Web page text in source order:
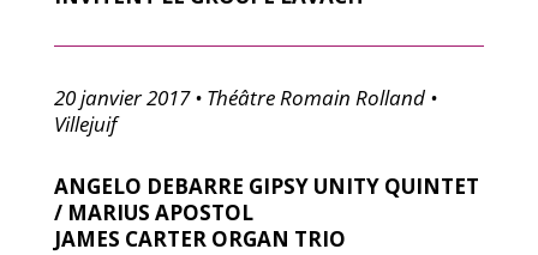
20 janvier 2017 • Théâtre Romain Rolland •
Villejuif
ANGELO DEBARRE GIPSY UNITY QUINTET
/ MARIUS APOSTOL
JAMES CARTER ORGAN TRIO